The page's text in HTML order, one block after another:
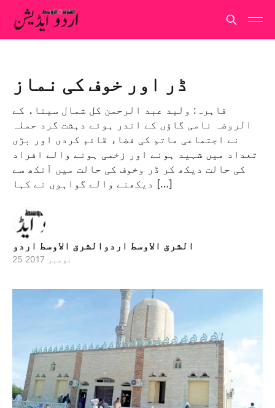
ڈر اور خوف کی نماز
قاہرہ: ولید عبد الرحمن کل شمال سیناء کے
الروضہ نامی گاؤں کے اندر ہوئے دہشت گرد حملہ
نے اجتماعی ماتم کی فضاء قائم کردی اور بڑی
تعداد میں شہید ہونے اور زخمی ہونے والے افراد
کی حالت دیکھ کر ڈر وخوف کی حالت میں آنکھ سے
دیکھنے والے گواہوں نے کہا […]
الشرق الاوسط اردوالشرق الاوسط اردو
25 نومبر 2017